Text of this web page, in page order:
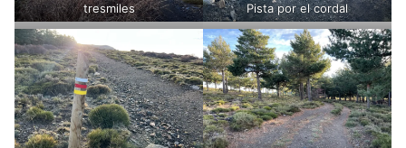
tresmiles
Pista por el cordal